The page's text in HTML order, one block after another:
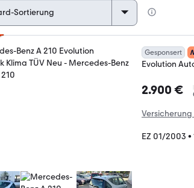
Gesponsert
Evolution
2.900 €
EZ 01/2003 •